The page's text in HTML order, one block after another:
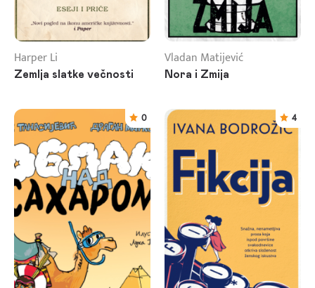
Harper Li
Zemlja slatke večnosti
Vladan Matijević
Nora i Zmija
0 4